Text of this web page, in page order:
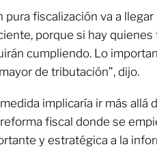
pura fiscalización va a
porque si hay quienes
cumpliendo. Lo
de tributación”, dijo.
implicaría ir más allá
fiscal donde se
y estratégica a la